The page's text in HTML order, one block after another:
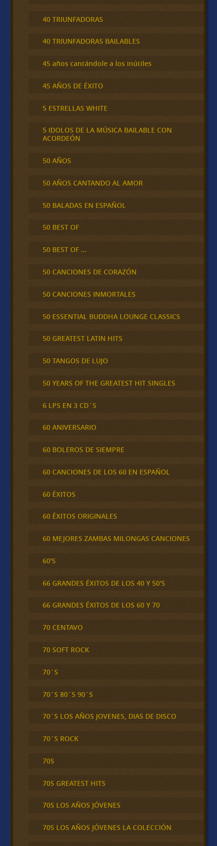
40 TRIUNFADORAS
40 TRIUNFADORAS BAILABLES
45 años cantándole a los inútiles
45 AÑOS DE ÉXITO
5 ESTRELLAS WHITE
5 IDOLOS DE LA MÚSICA BAILABLE CON
ACORDEÓN
50 AÑOS
50 AÑOS CANTANDO AL AMOR
50 BALADAS EN ESPAÑOL
50 BEST OF
50 BEST OF …
50 CANCIONES DE CORAZÓN
50 CANCIONES INMORTALES
50 ESSENTIAL BUDDHA LOUNGE CLASSICS
50 GREATEST LATIN HITS
50 TANGOS DE LUJO
50 YEARS OF THE GREATEST HIT SINGLES
6 LPS EN 3 CD´S
60 ANIVERSARIO
60 BOLEROS DE SIEMPRE
60 CANCIONES DE LOS 60 EN ESPAÑOL
60 ÉXITOS
60 ÉXITOS ORIGINALES
60 MEJORES ZAMBAS MILONGAS CANCIONES
60'S
66 GRANDES ÉXITOS DE LOS 40 Y 50'S
66 GRANDES ÉXITOS DE LOS 60 Y 70
70 CENTAVO
70 SOFT ROCK
70´S
70´S 80´S 90´S
70´S LOS AÑOS JOVENES, DIAS DE DISCO
70´S ROCK
70S
70S GREATEST HITS
70S LOS AÑOS JÓVENES
70S LOS AÑOS JÓVENES LA COLECCIÓN